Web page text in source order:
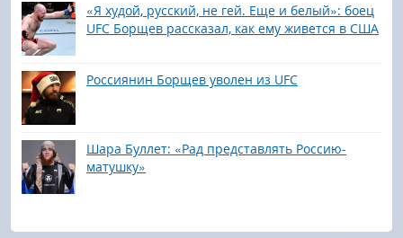
«Я худой, русский, не гей. Еще и белый»: боец
UFC Борщев рассказал, как ему живется в США
Россиянин Борщев уволен из UFC
Шара Буллет: «Рад представлять Россию-
матушку»